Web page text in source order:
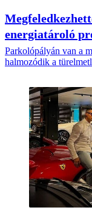
energiatároló
Parkolópályán van a
halmozódik a